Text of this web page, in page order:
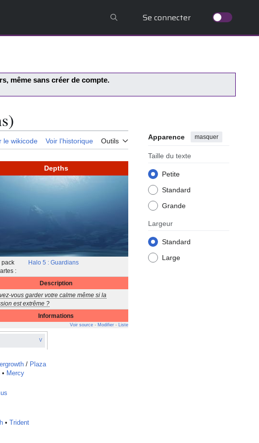
Se connecter
même sans créer de compte.
le wikicode Voir l’historique Outils Apparence masquer
Taille du texte
Petite
Standard
Grande
Largeur
Standard
Large
Depths
pack
:
Halo 5 : Guardians
Description
vous garder votre calme même si la
est extrême ?
Informations
Voir source - Modifier - Liste
V
/ Plaza
• Mercy
•
Trident